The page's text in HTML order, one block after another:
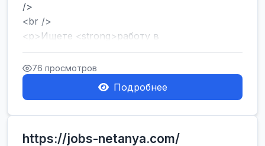
/>
<br />
<p>Ищете <strong>работу в
Израиле</strong> без опыта и знания языка?
Хотите быстро начать зарабатывать и ...
76 просмотров
Подробнее
https://jobs-netanya.com/